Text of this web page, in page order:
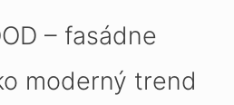
– fasádne
moderný trend